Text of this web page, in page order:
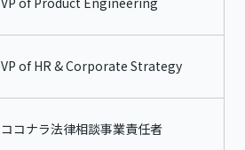
VP of HR & Corporate Strategy
ココナラ法律相談事業責任者